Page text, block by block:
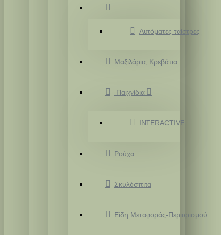
Αυτόματες ταίστρες
Μαξιλάρια, Κρεβάτια
Παιχνίδια
INTERACTIVE
Ρούχα
Σκυλόσπιτα
Είδη Μεταφοράς-Περιορισμού